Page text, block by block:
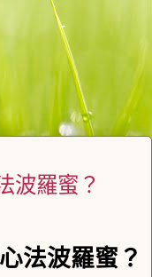
波羅蜜？
法波羅蜜？